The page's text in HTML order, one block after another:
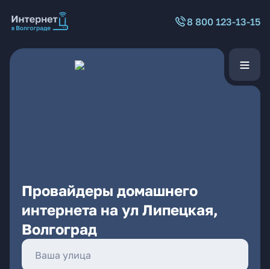
8 800 123-13-15
Провайдеры домашнего
интернета на ул Липецкая,
Волгоград